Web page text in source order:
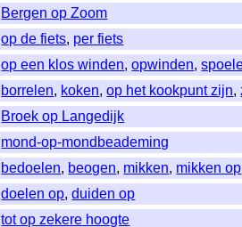
Bergen op Zoom
op de fiets, per fiets
op een klos winden,opwinden,
borrelen, koken,op het kookpunt zijn,
Broek op Langedijk
mond-op-mondbeademing
bedoelen, beogen, mikken, mikken op
doelen op,duiden op
tot op zekere hoogte